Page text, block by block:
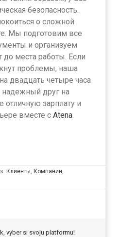
безопасность.
о сложной
Мы подготовим все
и организуем
до места работы. Если
проблемы, наша
двадцать четыре часа
друг на
отличную зарплату и
вместе с Atena.
Клиенты, Компании,
vyber si svoju platformu!